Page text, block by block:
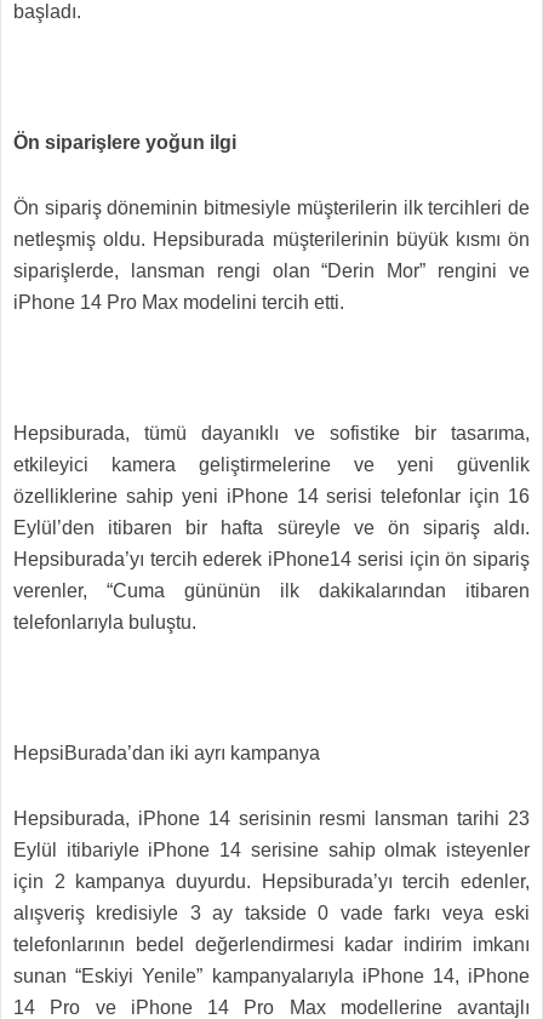
başladı.
Ön siparişlere yoğun ilgi
Ön sipariş döneminin bitmesiyle müşterilerin ilk tercihleri de
netleşmiş oldu. Hepsiburada müşterilerinin büyük kısmı ön
siparişlerde, lansman rengi olan “Derin Mor” rengini ve
iPhone 14 Pro Max modelini tercih etti.
Hepsiburada, tümü dayanıklı ve sofistike bir tasarıma,
etkileyici kamera geliştirmelerine ve yeni güvenlik
özelliklerine sahip yeni iPhone 14 serisi telefonlar için 16
Eylül’den itibaren bir hafta süreyle ve ön sipariş aldı.
Hepsiburada’yı tercih ederek iPhone14 serisi için ön sipariş
verenler, “Cuma gününün ilk dakikalarından itibaren
telefonlarıyla buluştu.
HepsiBurada’dan iki ayrı kampanya
Hepsiburada, iPhone 14 serisinin resmi lansman tarihi 23
Eylül itibariyle iPhone 14 serisine sahip olmak isteyenler
için 2 kampanya duyurdu. Hepsiburada’yı tercih edenler,
alışveriş kredisiyle 3 ay takside 0 vade farkı veya eski
telefonlarının bedel değerlendirmesi kadar indirim imkanı
sunan “Eskiyi Yenile” kampanyalarıyla iPhone 14, iPhone
14 Pro ve iPhone 14 Pro Max modellerine avantajlı